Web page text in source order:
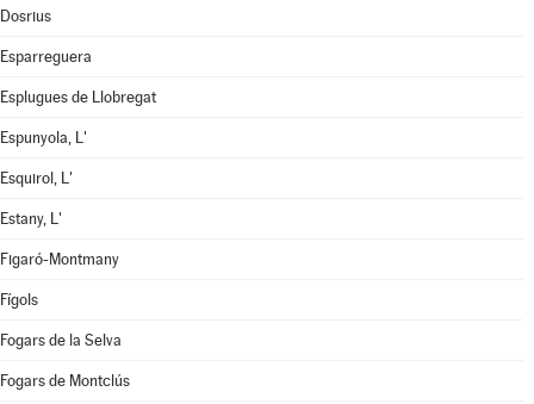
Dosrius
Esparreguera
Esplugues de Llobregat
Espunyola, L'
Esquirol, L'
Estany, L'
Figaró-Montmany
Fígols
Fogars de la Selva
Fogars de Montclús